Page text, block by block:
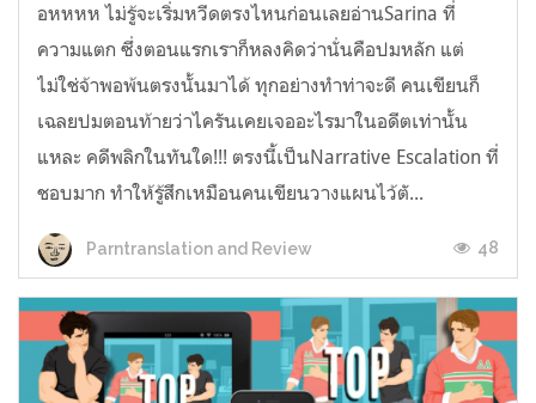
อหหหห ไม่รู้จะเริ่มหวีดตรงไหนก่อนเลยอ่านSarina ที่
ความแตก ซึ่งตอนแรกเราก็หลงคิดว่านั่นคือปมหลัก แต่
ไม่ใช่จ้าพอพ้นตรงนั้นมาได้ ทุกอย่างทำท่าจะดี คนเขียนก็
เฉลยปมตอนท้ายว่าไครันเคยเจออะไรมาในอดีตเท่านั้น
แหละ คดีพลิกในทันใด!!! ตรงนี้เป็นNarrative Escalation ที่
ชอบมาก ทำให้รู้สึกเหมือนคนเขียนวางแผนไว้ตั...
Parntranslation and Review 48